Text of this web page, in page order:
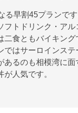
る早割45プランで
フトドリンク・ア
二食ともバイキン
ではサーロインス
あるのも相模湾に
人気です。